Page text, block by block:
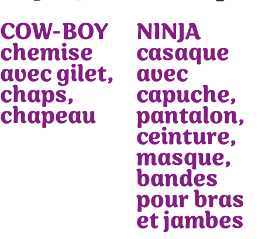
COW-BOY
chemise
avec gilet,
chaps,
chapeau
NINJA
casaque
avec
capuche,
pantalon,
ceinture,
masque,
bandes
pour bras
et jambes